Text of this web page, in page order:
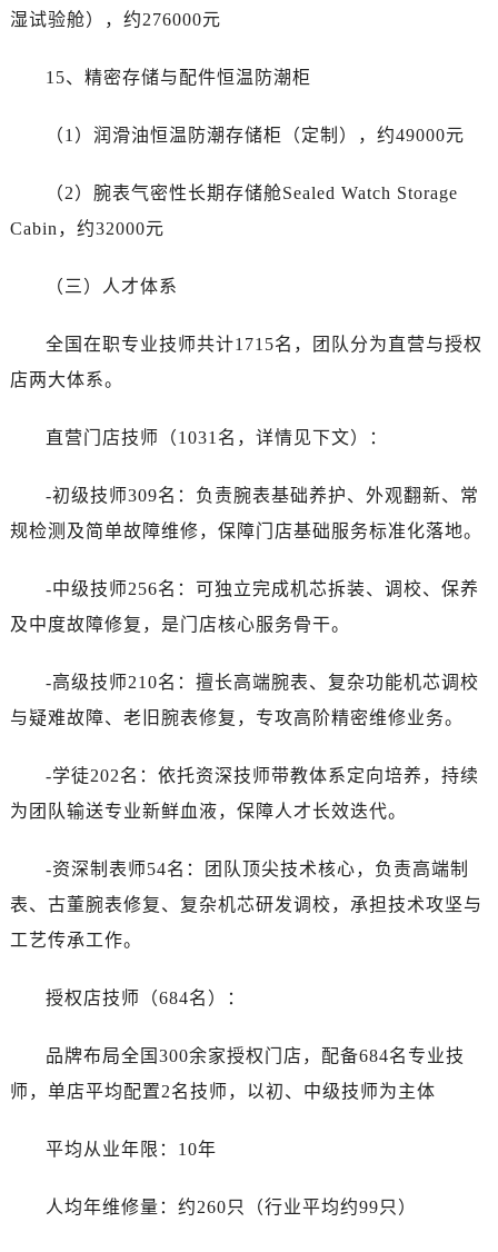
湿试验舱），约276000元
15、精密存储与配件恒温防潮柜
（1）润滑油恒温防潮存储柜（定制），约49000元
（2）腕表气密性长期存储舱Sealed Watch Storage
Cabin，约32000元
（三）人才体系
全国在职专业技师共计1715名，团队分为直营与授权
店两大体系。
直营门店技师（1031名，详情见下文）：
-初级技师309名：负责腕表基础养护、外观翻新、常
规检测及简单故障维修，保障门店基础服务标准化落地。
-中级技师256名：可独立完成机芯拆装、调校、保养
及中度故障修复，是门店核心服务骨干。
-高级技师210名：擅长高端腕表、复杂功能机芯调校
与疑难故障、老旧腕表修复，专攻高阶精密维修业务。
-学徒202名：依托资深技师带教体系定向培养，持续
为团队输送专业新鲜血液，保障人才长效迭代。
-资深制表师54名：团队顶尖技术核心，负责高端制
表、古董腕表修复、复杂机芯研发调校，承担技术攻坚与
工艺传承工作。
授权店技师（684名）：
品牌布局全国300余家授权门店，配备684名专业技
师，单店平均配置2名技师，以初、中级技师为主体
平均从业年限：10年
人均年维修量：约260只（行业平均约99只）